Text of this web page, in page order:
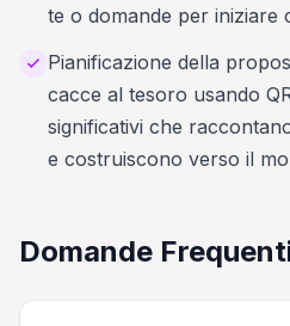
te o domande per iniziare
Pianificazione della
cacce al tesoro usando
significativi che
e costruiscono verso il
Domande